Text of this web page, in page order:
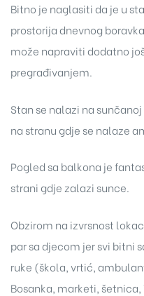
Bitno je naglasiti da je u
prostorija dnevnog
može napraviti dodatno
pregrađivanjem.
Stan se nalazi na
na stranu gdje se nalaze
Pogled sa balkona je
strani gdje zalazi sunce.
Obzirom na izvrsnost
par sa djecom jer svi bitni
ruke (škola, vrtić,
Bosanka, marketi, šetnica,